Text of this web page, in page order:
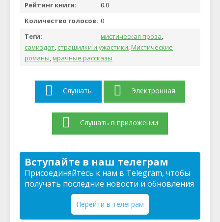
Рейтинг книги:
0.0
Количество голосов: 0
Теги:
мистическая проза,
самиздат, страшилки и ужастики,Мистические
романы,мрачные рассказы
Слушать Электронная
Слушать в приложении
Вступайте в наш телеграм
Присоединяйтесь к нам в Telegram, чтобы
получать последние новости и обновления
Перейти в телеграм